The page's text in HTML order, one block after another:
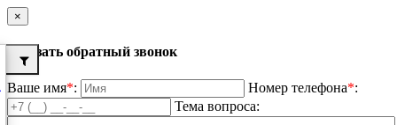
×
Заказать обратный звонок
Ваше имя*: Номер телефона*:
Тема вопроса: